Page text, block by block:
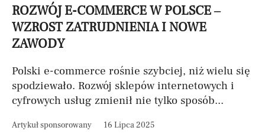
ROZWÓJ E-COMMERCE W POLSCE –
WZROST ZATRUDNIENIA I NOWE
ZAWODY
Polski e-commerce rośnie szybciej, niż wielu się
spodziewało. Rozwój sklepów internetowych i
cyfrowych usług zmienił nie tylko sposób...
Artykuł sponsorowany 16 Lipca 2025